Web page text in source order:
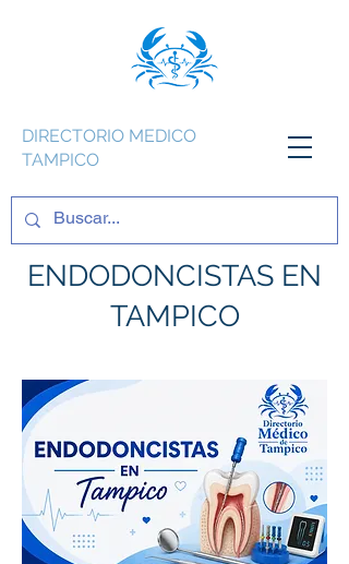
DIRECTORIO MEDICO
TAMPICO
ENDODONCISTAS EN
TAMPICO